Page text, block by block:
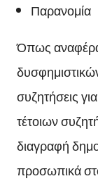
Παρανομία
Όπως
συζητήσεις
τέτοιων
διαγραφή
προσωπικά